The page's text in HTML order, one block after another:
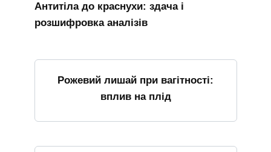
Антитіла до краснухи: здача і
розшифровка аналізів
Рожевий лишай при вагітності:
вплив на плід